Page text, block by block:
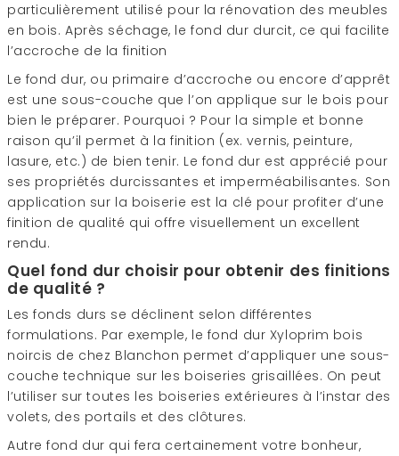
particulièrement utilisé pour la rénovation des meubles
en bois. Après séchage, le fond dur durcit, ce qui facilite
l’accroche de la finition
Le fond dur, ou primaire d’accroche ou encore d’apprêt
est une sous-couche que l’on applique sur le bois pour
bien le préparer. Pourquoi ? Pour la simple et bonne
raison qu’il permet à la finition (ex. vernis, peinture,
lasure, etc.) de bien tenir. Le fond dur est apprécié pour
ses propriétés durcissantes et imperméabilisantes. Son
application sur la boiserie est la clé pour profiter d’une
finition de qualité qui offre visuellement un excellent
rendu.
Quel fond dur choisir pour obtenir des finitions
de qualité ?
Les fonds durs se déclinent selon différentes
formulations. Par exemple, le fond dur Xyloprim bois
noircis de chez Blanchon permet d’appliquer une sous-
couche technique sur les boiseries grisaillées. On peut
l’utiliser sur toutes les boiseries extérieures à l’instar des
volets, des portails et des clôtures.
Autre fond dur qui fera certainement votre bonheur,